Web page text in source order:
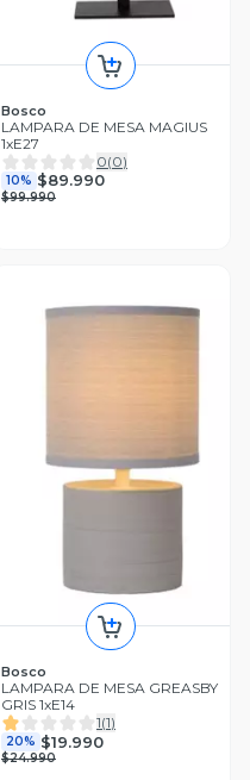
Bosco
LAMPARA DE MESA MAGIUS
1xE27
0(0)
10% $89.990
$99.990
Bosco
LAMPARA DE MESA GREASBY
GRIS 1xE14
1(1)
20% $19.990
$24.990